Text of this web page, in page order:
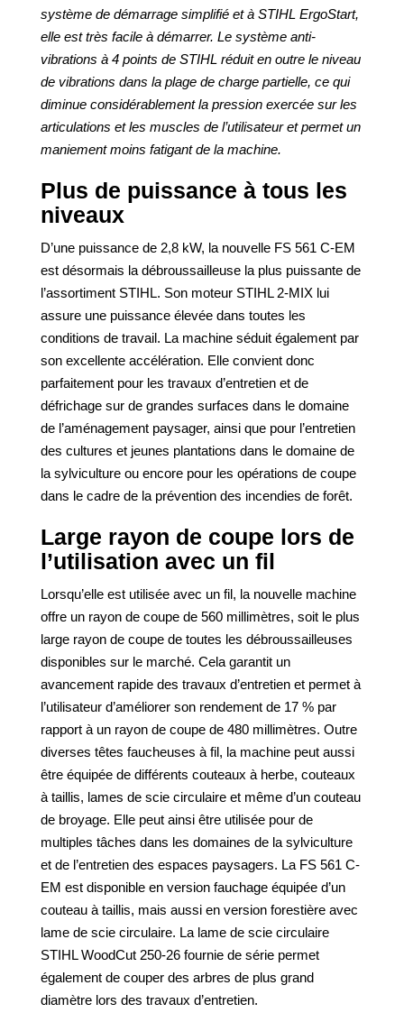
système de démarrage simplifié et à STIHL ErgoStart,
elle est très facile à démarrer. Le système anti-
vibrations à 4 points de STIHL réduit en outre le niveau
de vibrations dans la plage de charge partielle, ce qui
diminue considérablement la pression exercée sur les
articulations et les muscles de l’utilisateur et permet un
maniement moins fatigant de la machine.
Plus de puissance à tous les
niveaux
D’une puissance de 2,8 kW, la nouvelle FS 561 C-EM
est désormais la débroussailleuse la plus puissante de
l’assortiment STIHL. Son moteur STIHL 2-MIX lui
assure une puissance élevée dans toutes les
conditions de travail. La machine séduit également par
son excellente accélération. Elle convient donc
parfaitement pour les travaux d’entretien et de
défrichage sur de grandes surfaces dans le domaine
de l’aménagement paysager, ainsi que pour l’entretien
des cultures et jeunes plantations dans le domaine de
la sylviculture ou encore pour les opérations de coupe
dans le cadre de la prévention des incendies de forêt.
Large rayon de coupe lors de
l’utilisation avec un fil
Lorsqu’elle est utilisée avec un fil, la nouvelle machine
offre un rayon de coupe de 560 millimètres, soit le plus
large rayon de coupe de toutes les débroussailleuses
disponibles sur le marché. Cela garantit un
avancement rapide des travaux d’entretien et permet à
l’utilisateur d’améliorer son rendement de 17 % par
rapport à un rayon de coupe de 480 millimètres. Outre
diverses têtes faucheuses à fil, la machine peut aussi
être équipée de différents couteaux à herbe, couteaux
à taillis, lames de scie circulaire et même d’un couteau
de broyage. Elle peut ainsi être utilisée pour de
multiples tâches dans les domaines de la sylviculture
et de l’entretien des espaces paysagers. La FS 561 C-
EM est disponible en version fauchage équipée d’un
couteau à taillis, mais aussi en version forestière avec
lame de scie circulaire. La lame de scie circulaire
STIHL WoodCut 250-26 fournie de série permet
également de couper des arbres de plus grand
diamètre lors des travaux d’entretien.